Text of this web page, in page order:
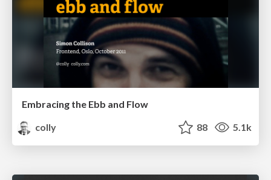
Embracing the Ebb and Flow
colly
88 5.1k